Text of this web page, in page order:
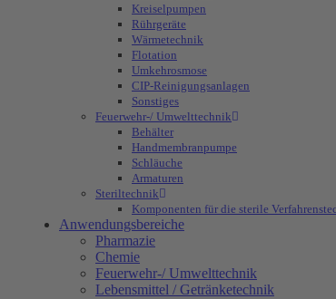
Kreiselpumpen
Rührgeräte
Wärmetechnik
Flotation
Umkehrosmose
CIP-Reinigungsanlagen
Sonstiges
Feuerwehr-/ Umwelttechnik
Behälter
Handmembranpumpe
Schläuche
Armaturen
Steriltechnik
Komponenten für die sterile
Anwendungsbereiche
Pharmazie
Chemie
Feuerwehr-/ Umwelttechnik
Lebensmittel / Getränketechnik